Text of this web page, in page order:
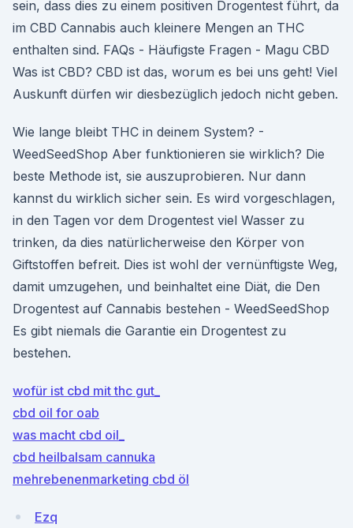
sein, dass dies zu einem positiven Drogentest führt, da
im CBD Cannabis auch kleinere Mengen an THC
enthalten sind. FAQs - Häufigste Fragen - Magu CBD
Was ist CBD? CBD ist das, worum es bei uns geht! Viel
Auskunft dürfen wir diesbezüglich jedoch nicht geben.
Wie lange bleibt THC in deinem System? -
WeedSeedShop Aber funktionieren sie wirklich? Die
beste Methode ist, sie auszuprobieren. Nur dann
kannst du wirklich sicher sein. Es wird vorgeschlagen,
in den Tagen vor dem Drogentest viel Wasser zu
trinken, da dies natürlicherweise den Körper von
Giftstoffen befreit. Dies ist wohl der vernünftigste Weg,
damit umzugehen, und beinhaltet eine Diät, die Den
Drogentest auf Cannabis bestehen - WeedSeedShop
Es gibt niemals die Garantie ein Drogentest zu
bestehen.
wofür ist cbd mit thc gut_
cbd oil for oab
was macht cbd oil_
cbd heilbalsam cannuka
mehrebenenmarketing cbd öl
Ezq